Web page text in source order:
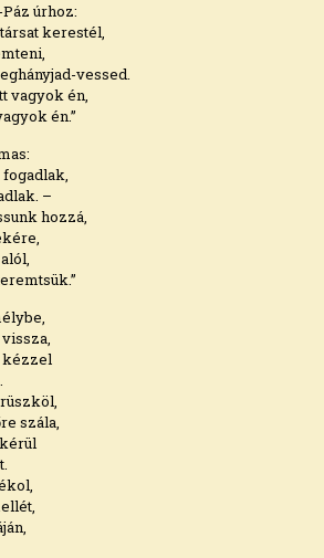
úrhoz:
kerestél,
vessed.
vagyok én,
én.”
–
hozzá,
kézzel
szála,